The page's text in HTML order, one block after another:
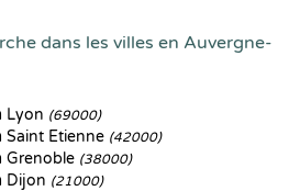
dans les villes en Auvergne-
Lyon (69000)
Saint Etienne (42000)
Grenoble (38000)
Dijon (21000)